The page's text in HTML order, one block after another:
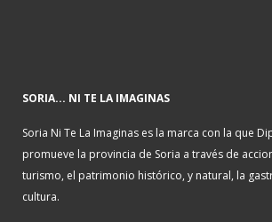
SORIA... NI TE LA IMAGINAS
Soria Ni Te La Imaginas es la marca con la que
promueve la provincia de Soria a través de
turismo, el patrimonio histórico, y natural, la
cultura.